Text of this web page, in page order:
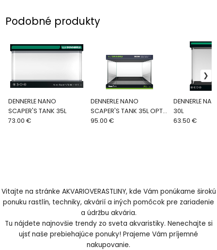
Podobné produkty
DENNERLE NANO
SCAPER'S TANK 35L
73.00 €
DENNERLE NANO
SCAPER'S TANK 35L OPTI
WHITE
95.00 €
DENNERLE
30L
63.50 €
Vitajte na stránke AKVARIOVERASTLINY, kde Vám ponúkame širokú
ponuku rastlín, techniky, akvárií a iných pomôcok pre zariadenie
a údržbu akvária.
Tu nájdete najnovšie trendy zo sveta akvaristiky. Nenechajte si
ujsť naše prebiehajúce ponuky! Prajeme Vám príjemné
nakupovanie.